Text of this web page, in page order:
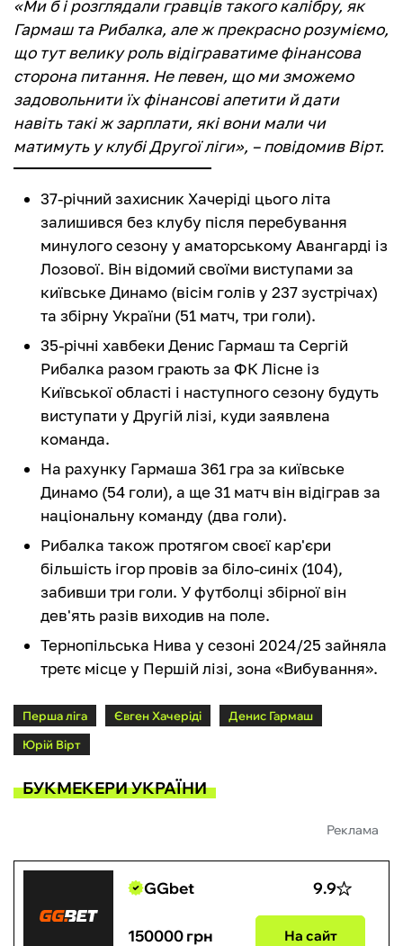
«Ми б і розглядали гравців такого калібру, як
Гармаш та Рибалка, але ж прекрасно розуміємо,
що тут велику роль відіграватиме фінансова
сторона питання. Не певен, що ми зможемо
задовольнити їх фінансові апетити й дати
навіть такі ж зарплати, які вони мали чи
матимуть у клубі Другої ліги», – повідомив Вірт.
37-річний захисник Хачеріді цього літа
залишився без клубу після перебування
минулого сезону у аматорському Авангарді із
Лозової. Він відомий своїми виступами за
київське Динамо (вісім голів у 237 зустрічах)
та збірну України (51 матч, три голи).
35-річні хавбеки Денис Гармаш та Сергій
Рибалка разом грають за ФК Лісне із
Київської області і наступного сезону будуть
виступати у Другій лізі, куди заявлена
команда.
На рахунку Гармаша 361 гра за київське
Динамо (54 голи), а ще 31 матч він відіграв за
національну команду (два голи).
Рибалка також протягом своєї кар'єри
більшість ігор провів за біло-синіх (104),
забивши три голи. У футболці збірної він
дев'ять разів виходив на поле.
Тернопільська Нива у сезоні 2024/25 зайняла
третє місце у Першій лізі, зона «Вибування».
Перша ліга Євген Хачеріді
Денис Гармаш
Юрій Вірт
БУКМЕКЕРИ УКРАЇНИ
Реклама
GGbet 9.9
150000 грн На сайт